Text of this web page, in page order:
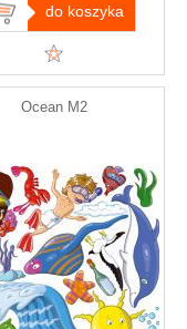
do koszyka
Ocean M2